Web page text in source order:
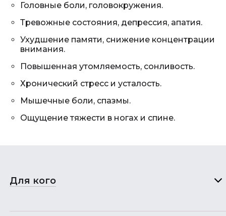
Головные боли, головокружения.
Тревожные состояния, депрессия, апатия.
Ухудшение памяти, снижение концентрации
внимания.
Повышенная утомляемость, сонливость.
Хронический стресс и усталость.
Мышечные боли, спазмы.
Ощущение тяжести в ногах и спине.
Для кого